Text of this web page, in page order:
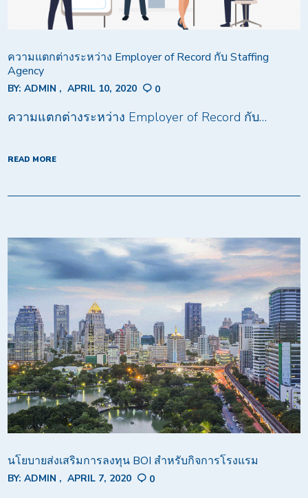
ความแตกต่างระหว่าง Employer of Record กับ Staffing
Agency
BY:ADMIN APRIL 10, 2020 0
ความแตกต่างระหว่าง Employer of Record กับ…
READ MORE
นโยบายส่งเสริมการลงทุน BOI สำหรับกิจการโรงแรม
BY:ADMIN APRIL 7, 2020 0